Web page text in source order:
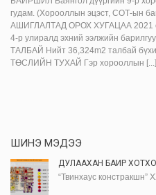
гудам. (Хорооллын эцэст, СОТ-ын
АШИГЛАЛТАД ОРОХ ХУГАЦАА 2021
4-р улиралд эхний ээлжийн
ТАЛБАЙ Нийт 36,324m2 талбай
ТӨСЛИЙН ТУХАЙ Гэр хорооллын [...]
ШИНЭ МЭДЭЭ
ДУЛААХАН БАЙР
“Твинхаус констракшн”